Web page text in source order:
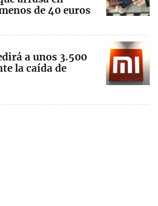
de 40 euros
a unos 3.500
la caída de